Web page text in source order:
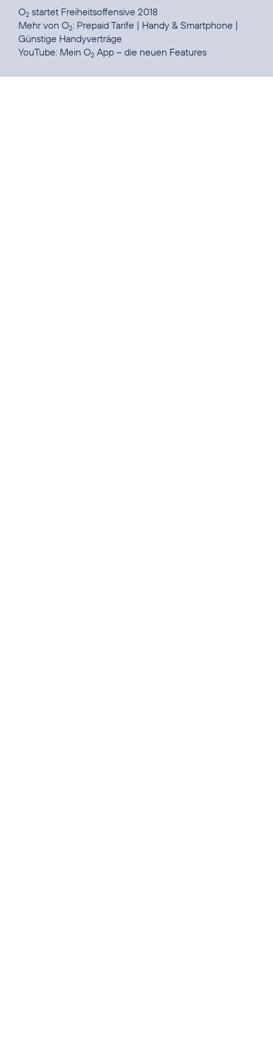
O2 startet Freiheitsoffensive 2018
Mehr von O2: Prepaid Tarife | Handy & Smartphone |
Günstige Handyverträge
YouTube: Mein O2 App – die neuen Features